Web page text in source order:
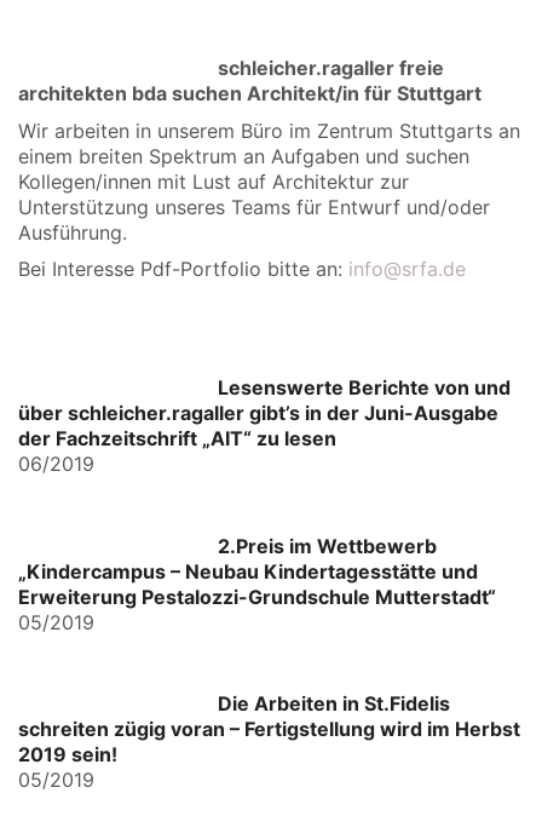
schleicher.ragaller freie
architekten bda suchen Architekt/in für Stuttgart
Wir arbeiten in unserem Büro im Zentrum Stuttgarts an
einem breiten Spektrum an Aufgaben und suchen
Kollegen/innen mit Lust auf Architektur zur
Unterstützung unseres Teams für Entwurf und/oder
Ausführung.
Bei Interesse Pdf-Portfolio bitte an: info@srfa.de
Lesenswerte Berichte von und
über schleicher.ragaller gibt’s in der Juni-Ausgabe
der Fachzeitschrift „AIT“ zu lesen
06/2019
2.Preis im Wettbewerb
„Kindercampus – Neubau Kindertagesstätte und
Erweiterung Pestalozzi-Grundschule Mutterstadt“
05/2019
Die Arbeiten in St.Fidelis
schreiten zügig voran – Fertigstellung wird im Herbst
2019 sein!
05/2019